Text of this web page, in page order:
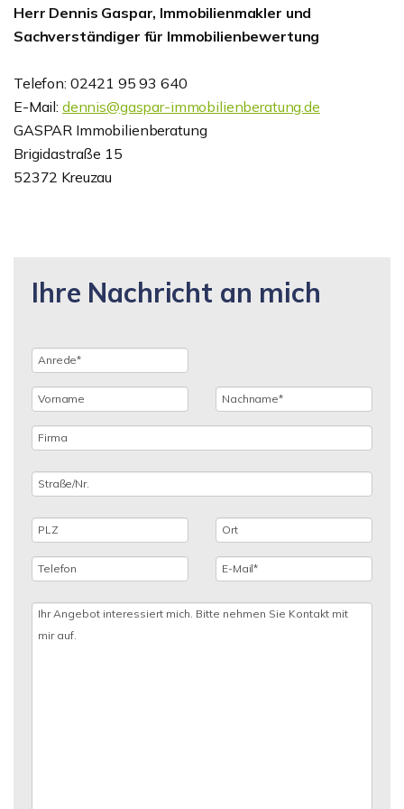
Herr Dennis Gaspar, Immobilienmakler und
Sachverständiger für Immobilienbewertung
Telefon: 02421 95 93 640
E-Mail: dennis@gaspar-immobilienberatung.de
GASPAR Immobilienberatung
Brigidastraße 15
52372 Kreuzau
Ihre Nachricht an mich